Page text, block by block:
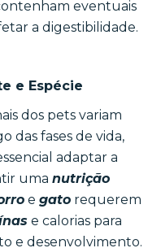
eventuais
a digestibilidade.
e Espécie
dos pets variam
das fases de vida,
adaptar a
uma nutrição
e gatorequerem
e calorias para
e desenvolvimento.